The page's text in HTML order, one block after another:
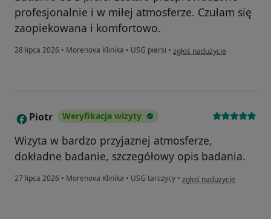
profesjonalnie i w miłej atmosferze. Czułam się
zaopiekowana i komfortowo.
28 lipca 2026 • Morenova Klinika • USG piersi • w opinii użytkownika Anna
zgłoś nadużycie
P Piotr Weryfikacja wizyty
Wizyta w bardzo przyjaznej atmosferze,
dokładne badanie, szczegółowy opis badania.
27 lipca 2026 • Morenova Klinika • USG tarczycy • w opinii użytkownika Piotr
zgłoś nadużycie